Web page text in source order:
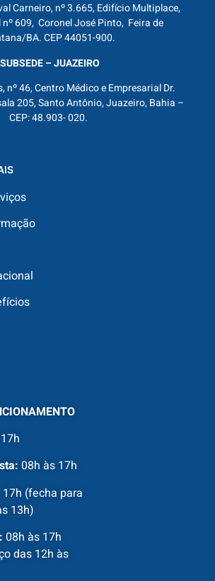
Carneiro, nº 3.665, Edifício Multiplace,
609, Coronel José Pinto, Feira de
BA. CEP 44051-900.
SUBSEDE – JUAZEIRO
nº 46, Centro Médico e Empresarial Dr.
205, Santo Antônio, Juazeiro, Bahia –
CEP: 48.903- 020.
08h às 17h
(fecha para
13h)
08h às 17h
das 12h às